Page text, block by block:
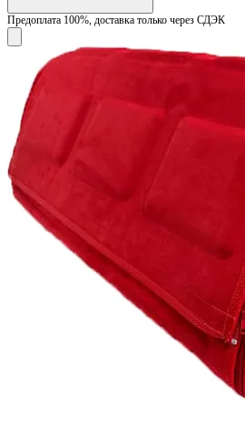
Предоплата 100%, доставка только через СДЭК